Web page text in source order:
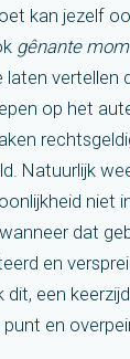
kan jezelf
gênante
vertellen
op het
Natuurlijk
niet
dat
en
een
en